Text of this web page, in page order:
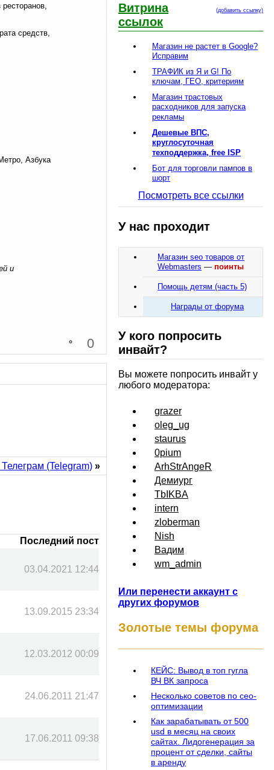
средств,
Азбука
и
0
(Telegram) »
Последний пост
03.04.2021 12:44
13.09.2015 23:34
12.03.2012 00:09
24.06.2011 21:47
17.06.2011 09:38
(добавить ссылку)
Витрина
ссылок
Магазин не растет в Google?
Исправим
ТРАФИК из Я и G! По
ключам, ГЕО, критериям
Магазин трастовых
расходников для запуска
рекламы
Дешевые ВПС,
круглосуточная
техподдержка, free ISP
Бот для торговли пампов в
шорт
Посмотреть все ссылки
У нас проходит
Магазин seo товаров от
Webmasters — поинты
Помощь детям (часть 5)
Награды от форума
У кого попросить
инвайт?
Вы можете попросить инвайт у
любого модератора:
grazer
oleg_ug
staurus
0pium
ArhStrAngeR
Демиург
TbIKBA
intern
zloberman
Nish
Вадим
wm_admin
Или перенести аккаунт с
других форумов
Золотые темы форума
КЕЙС: Вывод в топ гугла
ВЧ ВК запроса
Несколько советов по сео-
оптимизации
Как зарабатывать от 500
usd в месяц на своих
сайтах. Лидогенерация за
процент от сделки, сайты
в аренду